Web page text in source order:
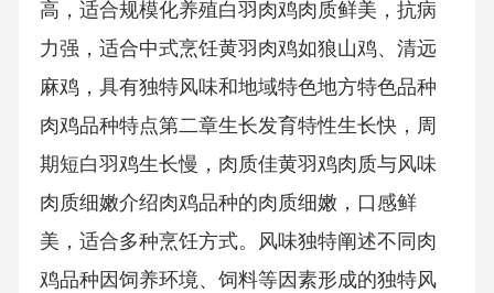
高，适合规模化养殖白羽肉鸡肉质鲜美，抗病
力强，适合中式烹饪黄羽肉鸡如狼山鸡、清远
麻鸡，具有独特风味和地域特色地方特色品种
肉鸡品种特点第二章生长发育特性生长快，周
期短白羽鸡生长慢，肉质佳黄羽鸡肉质与风味
肉质细嫩介绍肉鸡品种的肉质细嫩，口感鲜
美，适合多种烹饪方式。风味独特阐述不同肉
鸡品种因饲养环境、饲料等因素形成的独特风